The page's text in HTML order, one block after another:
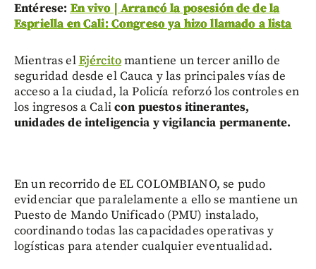
Entérese: En vivo | Arrancó la posesión de de la
Espriella en Cali: Congreso ya hizo llamado a lista
Mientras elEjércitomantiene un tercer anillo de
seguridad desde el Cauca y las principales vías de
acceso a la ciudad, la Policía reforzó los controles en
los ingresos a Calicon puestos itinerantes,
unidades de inteligencia y vigilancia permanente.
En un recorrido de EL COLOMBIANO, se pudo
evidenciar que paralelamente a ello se mantiene un
Puesto de Mando Unificado (PMU) instalado,
coordinando todas las capacidades operativas y
logísticas para atender cualquier eventualidad.